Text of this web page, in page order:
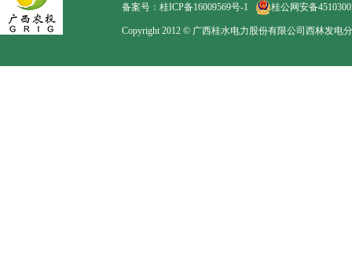
备案号：桂ICP备16009569号-1 桂公网安备
Copyright 2012 © 广西桂水电力股份有限公司西林发电